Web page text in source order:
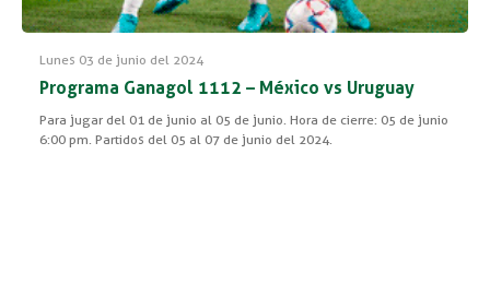
Lunes 03 de junio del 2024
Programa Ganagol 1112 – México vs Uruguay
Para jugar del 01 de junio al 05 de junio. Hora de cierre: 05 de junio
6:00 pm. Partidos del 05 al 07 de junio del 2024.